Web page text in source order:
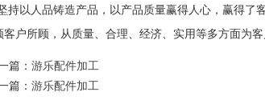
持以人品铸造产品，以产品质量赢得人心，赢得
客户所顾，从质量、合理、经济、实用等多方面为
篇： 游乐配件加工
篇： 游乐配件加工